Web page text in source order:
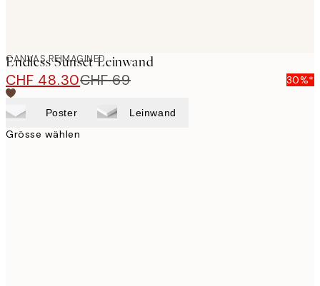
CANVAS REIMAGINED
Endless Sunset Leinwand
CHF 48.30CHF 69 30%*
Poster Leinwand
Grösse wählen